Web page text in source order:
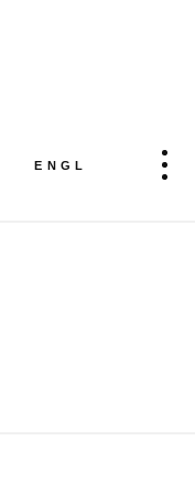
ENGL